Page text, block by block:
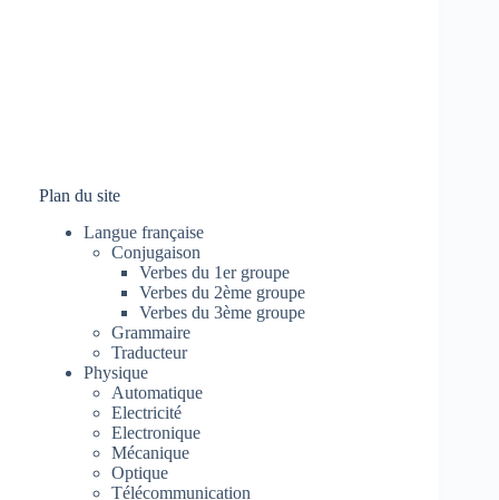
Plan du site
Langue française
Conjugaison
Verbes du 1er groupe
Verbes du 2ème groupe
Verbes du 3ème groupe
Grammaire
Traducteur
Physique
Automatique
Electricité
Electronique
Mécanique
Optique
Télécommunication